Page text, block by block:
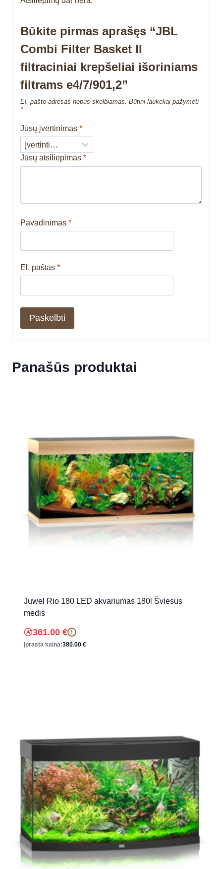
Būkite pirmas aprašęs “JBL
Combi Filter Basket II
filtraciniai krepšeliai išoriniams
filtrams e4/7/901,2”
El. pašto adresas nebus skelbiamas. Būtini laukeliai pažymėti
*
Jūsų įvertinimas *
Jūsų atsiliepimas *
Pavadinimas *
El. paštas *
Panašūs produktai
Juwel Rio 180 LED akvariumas 180l Šviesus
medis
361.00 € !
Įprasta kaina:380.00 €